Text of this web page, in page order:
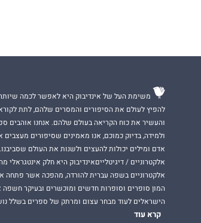
משימת העל של אינדיבוק היא לאפשר לכמה
להפיץ לעולם את הסיפורים והמסרים שלהם, לתת
והעשיר את כוח הקריאה בעולם שלהם. אנחנו אוהבים
ולמידה, בדיוק כמוכם, אנו מאמינים שסיפורים מעצבים
אדם ומילים יכולות להעצים ולשנות את העולם
אלקטרוניים / דיגיטלייםאינדיבוק היא חלק
אלקטרוניים בשפה עברית להורדה, מהפכה אשר פתחה
המון סופרים וסופרות חדשים ומוכשרים ובעיקר
הישראלים לעוד מבחר עצום ומרתק של ספרים בשלל
קרא עוד